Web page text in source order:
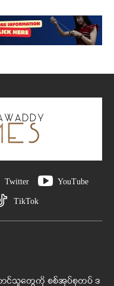
Twitter YouTube
TikTok
ာင်သူတွေကို စစ်အုပ်စုတပ် ဒ